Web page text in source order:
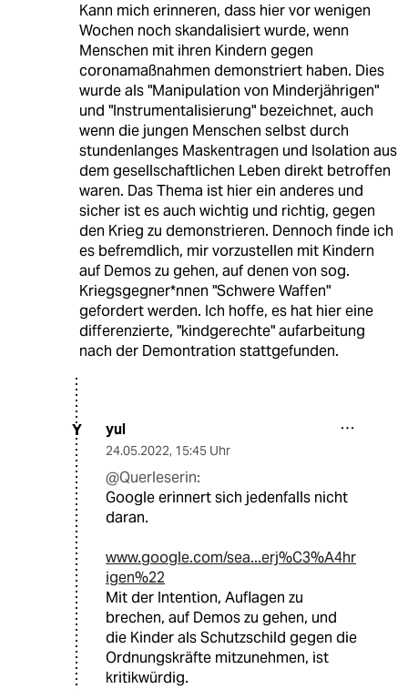
Kann mich erinneren, dass hier vor wenigen
Wochen noch skandalisiert wurde, wenn
Menschen mit ihren Kindern gegen
coronamaßnahmen demonstriert haben. Dies
wurde als "Manipulation von Minderjährigen"
und "Instrumentalisierung" bezeichnet, auch
wenn die jungen Menschen selbst durch
stundenlanges Maskentragen und Isolation aus
dem gesellschaftlichen Leben direkt betroffen
waren. Das Thema ist hier ein anderes und
sicher ist es auch wichtig und richtig, gegen
den Krieg zu demonstrieren. Dennoch finde ich
es befremdlich, mir vorzustellen mit Kindern
auf Demos zu gehen, auf denen von sog.
Kriegsgegner*nnen "Schwere Waffen"
gefordert werden. Ich hoffe, es hat hier eine
differenzierte, "kindgerechte" aufarbeitung
nach der Demontration stattgefunden.
Y yul
24.05.2022, 15:45 Uhr
@Querleserin:
Google erinnert sich jedenfalls nicht
daran.
www.google.com/sea...erj%C3%A4hr
igen%22
Mit der Intention, Auflagen zu
brechen, auf Demos zu gehen, und
die Kinder als Schutzschild gegen die
Ordnungskräfte mitzunehmen, ist
kritikwürdig.